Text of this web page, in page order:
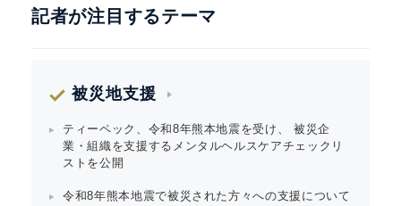
記者が注目するテーマ
被災地支援
ティーペック、令和8年熊本地震を受け、 被災企
業・組織を支援するメンタルヘルスケアチェックリ
ストを公開
令和8年熊本地震で被災された方々への支援について